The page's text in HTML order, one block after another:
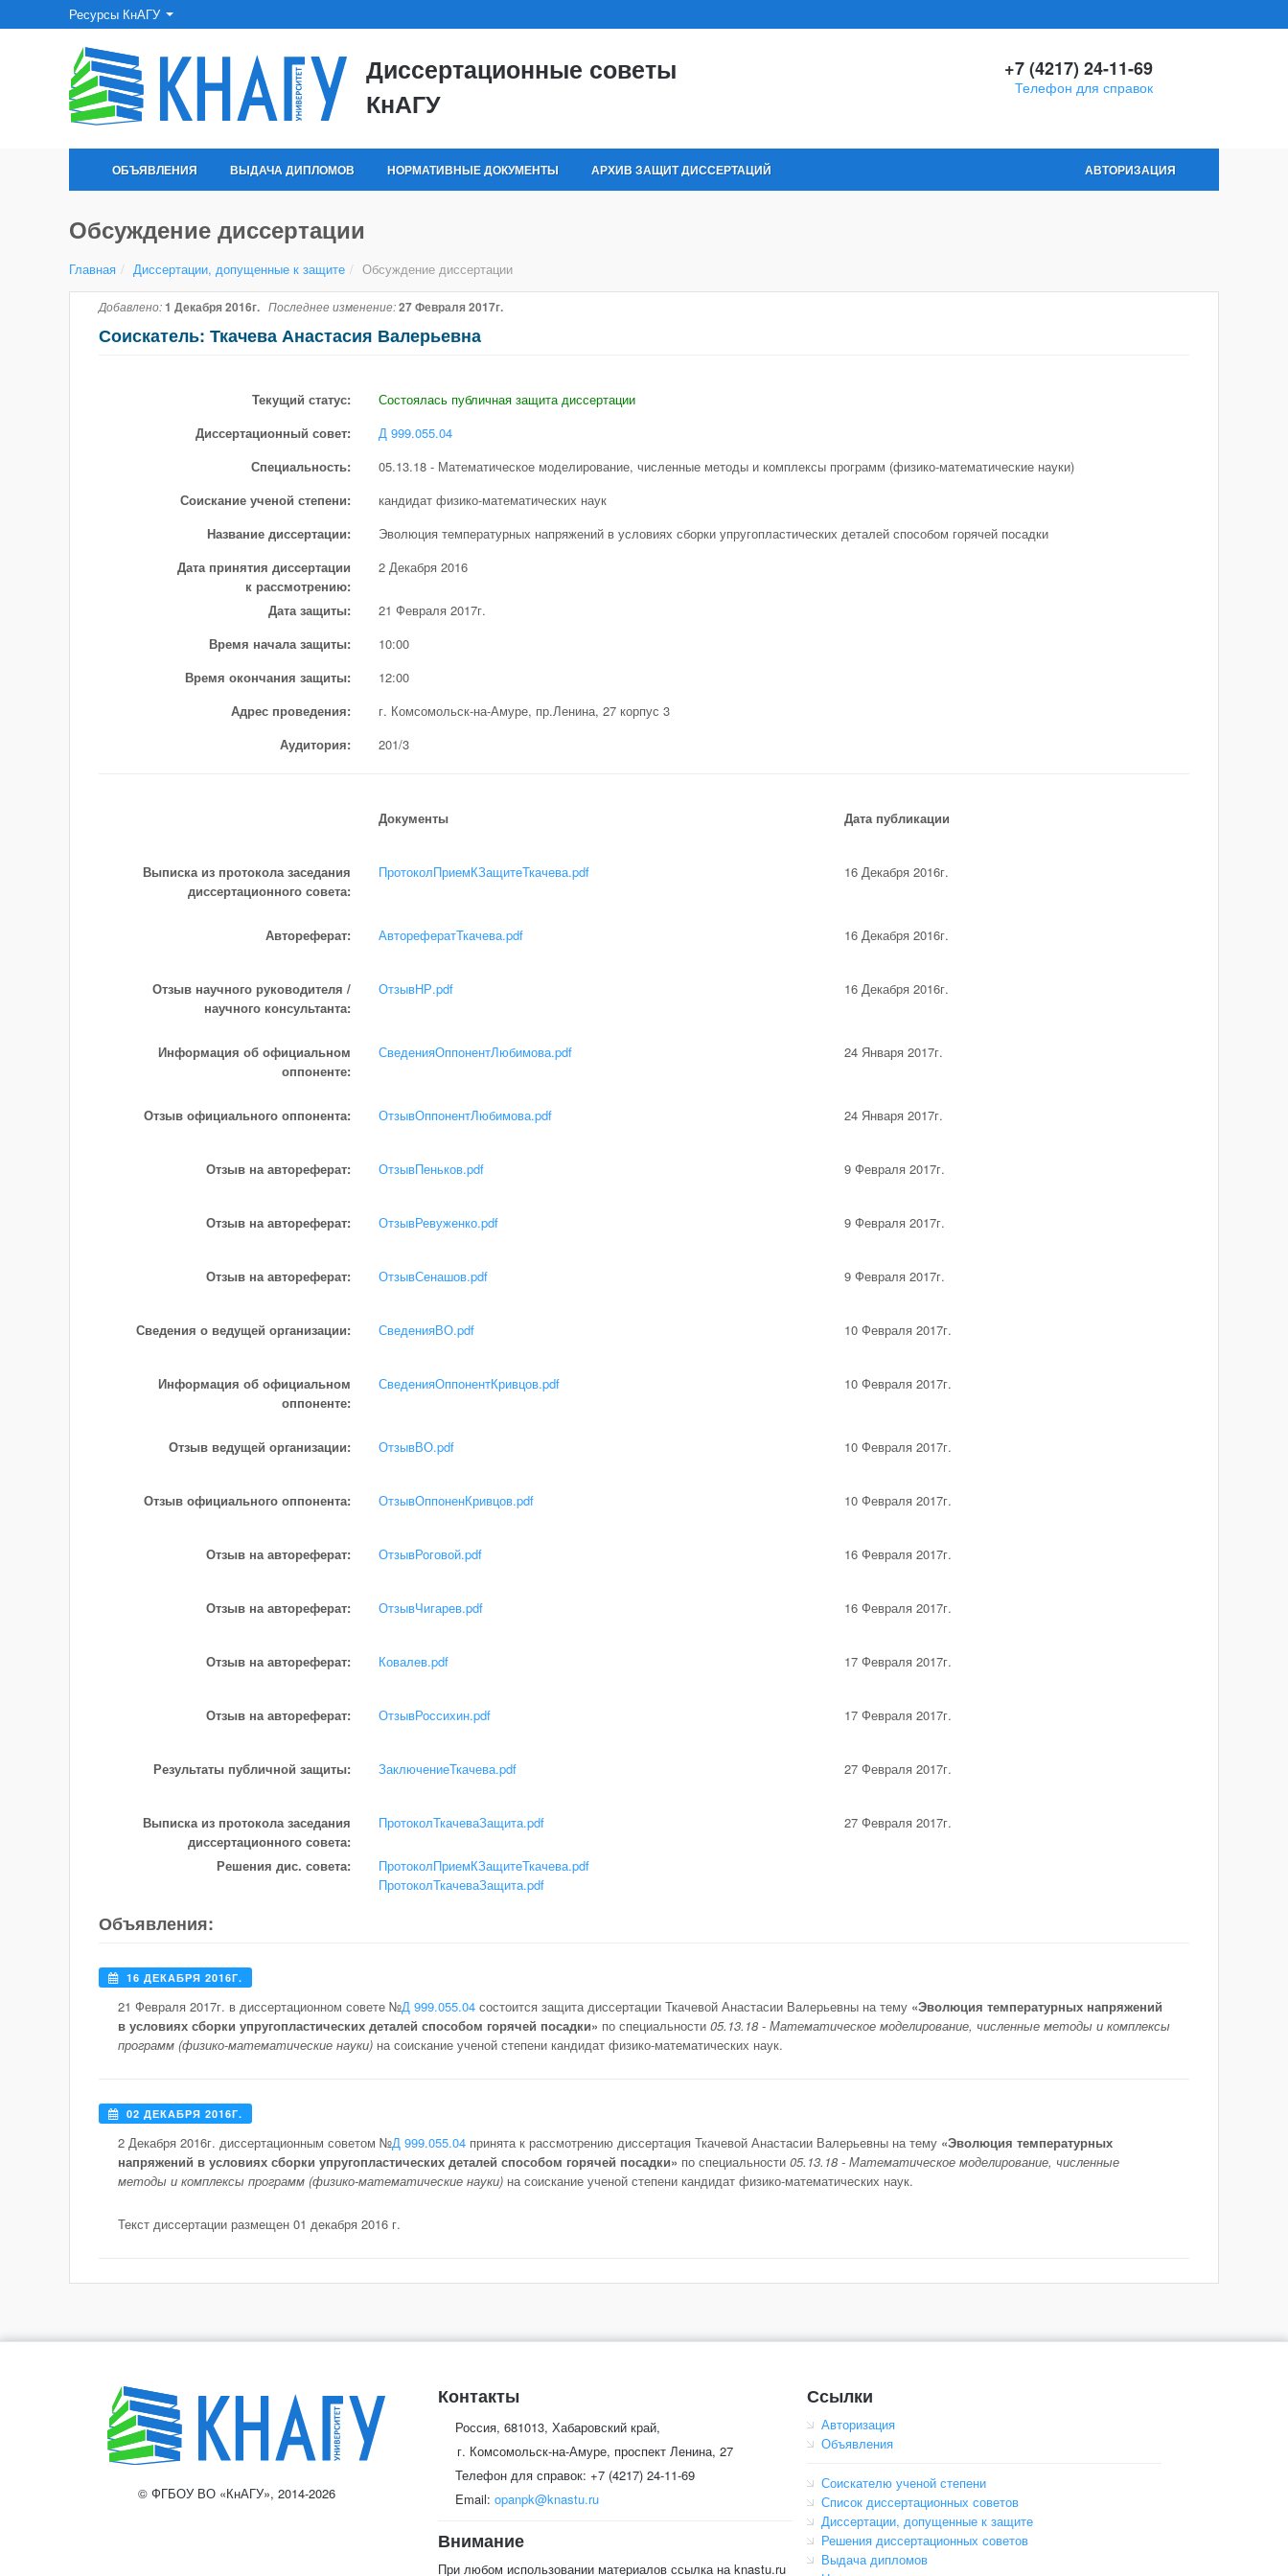
Ресурсы КнАГУ
Диссертационные советы
КнАГУ
+7 (4217) 24-11-69
Телефон для справок
ОБЪЯВЛЕНИЯ ВЫДАЧА ДИПЛОМОВ НОРМАТИВНЫЕ ДОКУМЕНТЫ АРХИВ ЗАЩИТ ДИССЕРТАЦИЙ АВТОРИЗАЦИЯ
Обсуждение диссертации
Главная / Диссертации, допущенные к защите / Обсуждение диссертации
Добавлено:1 Декабря 2016г. Последнее изменение:27 Февраля 2017г.
Соискатель: Ткачева Анастасия Валерьевна
Текущий статус:
Состоялась публичная защита диссертации
Диссертационный совет:
Д 999.055.04
Специальность:
05.13.18 - Математическое моделирование, численные методы и комплексы программ (физико-математические науки)
Соискание ученой степени:
кандидат физико-математических наук
Название диссертации:
Эволюция температурных напряжений в условиях сборки упругопластических деталей способом горячей посадки
Дата принятия дисcертации
к рассмотрению:
2 Декабря 2016
Дата защиты:
21 Февраля 2017г.
Время начала защиты:
10:00
Время окончания защиты:
12:00
Адрес проведения:
г. Комсомольск-на-Амуре, пр.Ленина, 27 корпус 3
Аудитория:
201/3
Документы Дата публикации
Выписка из протокола заседания
диссертационного совета:
ПротоколПриемКЗащитеТкачева.pdf 16 Декабря 2016г.
Автореферат: АвторефератТкачева.pdf 16 Декабря 2016г.
Отзыв научного руководителя /
научного консультанта:
ОтзывНР.pdf 16 Декабря 2016г.
Информация об официальном
оппоненте:
СведенияОппонентЛюбимова.pdf 24 Января 2017г.
Отзыв официального оппонента: ОтзывОппонентЛюбимова.pdf 24 Января 2017г.
Отзыв на автореферат: ОтзывПеньков.pdf 9 Февраля 2017г.
Отзыв на автореферат: ОтзывРевуженко.pdf 9 Февраля 2017г.
Отзыв на автореферат: ОтзывСенашов.pdf 9 Февраля 2017г.
Сведения о ведущей организации: СведенияВО.pdf 10 Февраля 2017г.
Информация об официальном
оппоненте:
СведенияОппонентКривцов.pdf 10 Февраля 2017г.
Отзыв ведущей организации: ОтзывВО.pdf 10 Февраля 2017г.
Отзыв официального оппонента: ОтзывОппоненКривцов.pdf 10 Февраля 2017г.
Отзыв на автореферат: ОтзывРоговой.pdf 16 Февраля 2017г.
Отзыв на автореферат: ОтзывЧигарев.pdf 16 Февраля 2017г.
Отзыв на автореферат: Ковалев.pdf 17 Февраля 2017г.
Отзыв на автореферат: ОтзывРоссихин.pdf 17 Февраля 2017г.
Результаты публичной защиты: ЗаключениеТкачева.pdf 27 Февраля 2017г.
Выписка из протокола заседания
диссертационного совета:
ПротоколТкачеваЗащита.pdf 27 Февраля 2017г.
Решения дис. совета:
ПротоколПриемКЗащитеТкачева.pdf
ПротоколТкачеваЗащита.pdf
Объявления:
16 ДЕКАБРЯ 2016Г.
21 Февраля 2017г. в диссертационном совете №Д 999.055.04 состоится защита диссертации Ткачевой Анастасии Валерьевны на тему «Эволюция температурных напряжений
в условиях сборки упругопластических деталей способом горячей посадки» по специальности 05.13.18 - Математическое моделирование, численные методы и комплексы
программ (физико-математические науки) на соискание ученой степени кандидат физико-математических наук.
02 ДЕКАБРЯ 2016Г.
2 Декабря 2016г. диссертационным советом №Д 999.055.04 принята к рассмотрению диссертация Ткачевой Анастасии Валерьевны на тему «Эволюция температурных
напряжений в условиях сборки упругопластических деталей способом горячей посадки» по специальности 05.13.18 - Математическое моделирование, численные
методы и комплексы программ (физико-математические науки) на соискание ученой степени кандидат физико-математических наук.
Текст диссертации размещен 01 декабря 2016 г.
© ФГБОУ ВО «КнАГУ», 2014-2026
Контакты
Россия, 681013, Хабаровский край,
г. Комсомольск-на-Амуре, проспект Ленина, 27
Телефон для справок: +7 (4217) 24-11-69
Email: opanpk@knastu.ru
Внимание
При любом использовании материалов ссылка на knastu.ru
Ссылки
Авторизация
Объявления
Соискателю ученой степени
Список диссертационных советов
Диссертации, допущенные к защите
Решения диссертационных советов
Выдача дипломов